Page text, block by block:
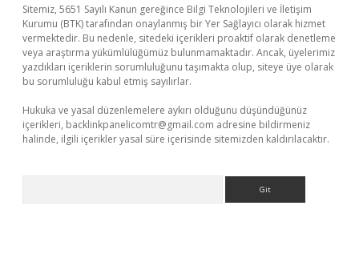
Sitemiz, 5651 Sayılı Kanun gereğince Bilgi Teknolojileri ve İletişim
Kurumu (BTK) tarafından onaylanmış bir Yer Sağlayıcı olarak hizmet
vermektedir. Bu nedenle, sitedeki içerikleri proaktif olarak denetleme
veya araştırma yükümlülüğümüz bulunmamaktadır. Ancak, üyelerimiz
yazdıkları içeriklerin sorumluluğunu taşımakta olup, siteye üye olarak
bu sorumluluğu kabul etmiş sayılırlar.
Hukuka ve yasal düzenlemelere aykırı olduğunu düşündüğünüz
içerikleri, backlinkpanelicomtr@gmail.com adresine bildirmeniz
halinde, ilgili içerikler yasal süre içerisinde sitemizden kaldırılacaktır.